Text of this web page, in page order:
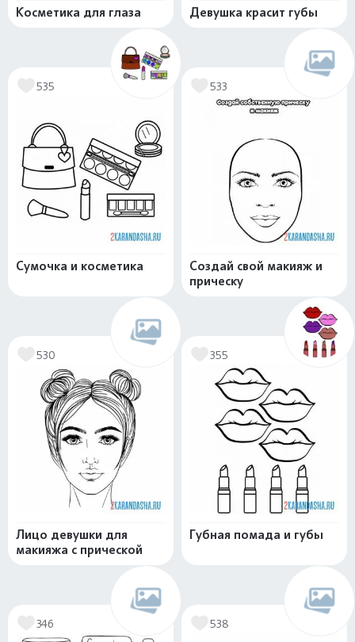
Косметика для глаза Девушка красит губы
535
Сумочка и косметика
533
Создай свой макияж и
прическу
530
Лицо девушки для
макияжа с прической
355
Губная помада и губы
346 538